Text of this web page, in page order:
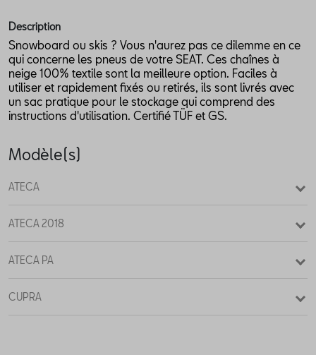
Description
Snowboard ou skis ? Vous n'aurez pas ce dilemme en ce
qui concerne les pneus de votre SEAT. Ces chaînes à
neige 100% textile sont la meilleure option. Faciles à
utiliser et rapidement fixés ou retirés, ils sont livrés avec
un sac pratique pour le stockage qui comprend des
instructions d'utilisation. Certifié TÜF et GS.
Modèle(s)
ATECA
ATECA 2018
ATECA PA
CUPRA